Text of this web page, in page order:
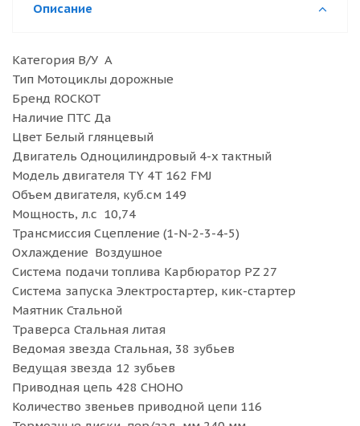
Описание
Категория В/У А
Тип Мотоциклы дорожные
Бренд ROCKOT
Наличие ПТС Да
Цвет Белый глянцевый
Двигатель Одноцилиндровый 4-х тактный
Модель двигателя TY 4T 162 FMJ
Объем двигателя, куб.см 149
Мощность, л.с 10,74
Трансмиссия Сцепление (1-N-2-3-4-5)
Охлаждение Воздушное
Система подачи топлива Карбюратор PZ 27
Система запуска Электростартер, кик-стартер
Маятник Стальной
Траверса Стальная литая
Ведомая звезда Стальная, 38 зубьев
Ведущая звезда 12 зубьев
Приводная цепь 428 CHOHO
Количество звеньев приводной цепи 116